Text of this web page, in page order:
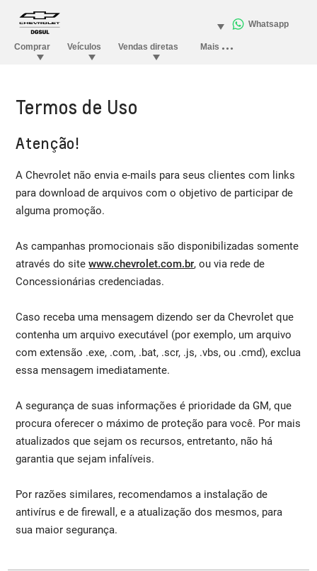
Termos de Uso
Atenção!
A Chevrolet não envia e-mails para seus clientes com links
para download de arquivos com o objetivo de participar de
alguma promoção.
As campanhas promocionais são disponibilizadas somente
através do sitewww.chevrolet.com.br, ou via rede de
Concessionárias credenciadas.
Caso receba uma mensagem dizendo ser da Chevrolet que
contenha um arquivo executável (por exemplo, um arquivo
com extensão .exe, .com, .bat, .scr, .js, .vbs, ou .cmd), exclua
essa mensagem imediatamente.
A segurança de suas informações é prioridade da GM, que
procura oferecer o máximo de proteção para você. Por mais
atualizados que sejam os recursos, entretanto, não há
garantia que sejam infalíveis.
Por razões similares, recomendamos a instalação de
antivírus e de firewall, e a atualização dos mesmos, para
sua maior segurança.